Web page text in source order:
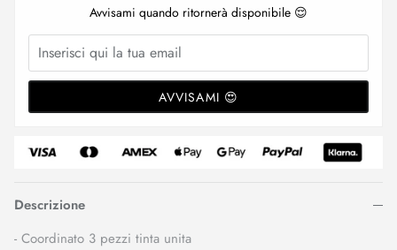
Avvisami quando ritornerà disponibile 😌
AVVISAMI 😍
Descrizione
- Coordinato 3 pezzi tinta unita